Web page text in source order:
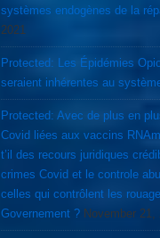
systèmes endogènes de la
2021
Protected: Les Épidémies
seraient inhérentes au
Protected: Avec de plus en
Covid liées aux vaccins
t’il des recours juridiques
crimes Covid et le controle
celles qui contrôlent les
Governement ? November 21,